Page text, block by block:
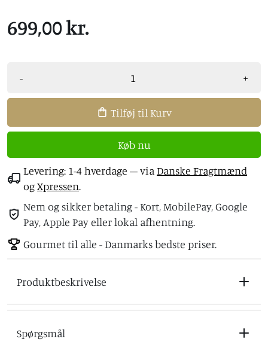
699,00 kr.
- +
Tilføj til Kurv
Køb nu
Levering: 1-4 hverdage – via Danske Fragtmænd
ogXpressen.
Nem og sikker betaling - Kort, MobilePay, Google
Pay, Apple Pay eller lokal afhentning.
Gourmet til alle - Danmarks bedste priser.
Produktbeskrivelse
Spørgsmål